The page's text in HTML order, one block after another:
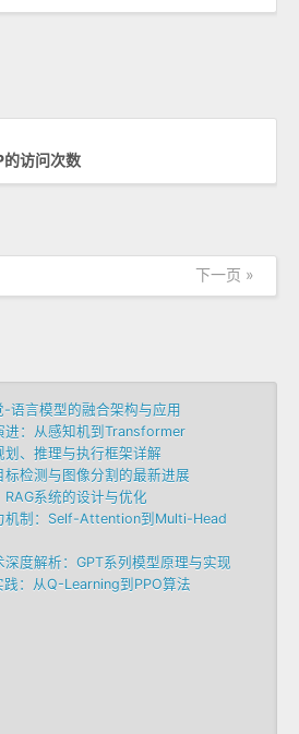
访问次数
下一页 »
语言模型的融合架构与应用
进：从感知机到Transformer
、推理与执行框架详解
检测与图像分割的最新进展
系统的设计与优化
机制：Self-Attention到Multi-Head
度解析：GPT系列模型原理与实现
：从Q-Learning到PPO算法